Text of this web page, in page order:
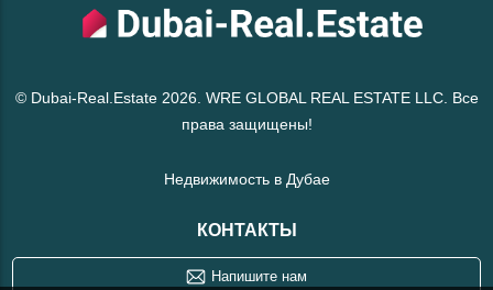
© Dubai-Real.Estate 2026. WRE GLOBAL REAL ESTATE LLC. Все
права защищены!
Недвижимость в Дубае
КОНТАКТЫ
Напишите нам